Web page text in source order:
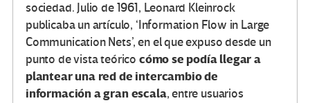
sociedad. Julio de 1961, Leonard Kleinrock
publicaba un artículo, ‘Information Flow in Large
Communication Nets’, en el que expuso desde un
punto de vista teórico cómo se podía llegar a
plantear una red de intercambio de
información a gran escala, entre usuarios